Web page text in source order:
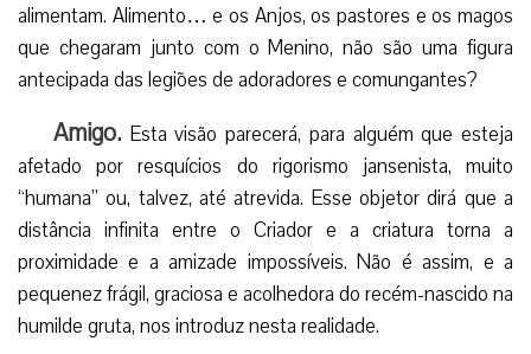
alimentam. Alimento… e os Anjos, os pastores e os magos
que chegaram junto com o Menino, não são uma figura
antecipada das legiões de adoradores e comungantes?
Amigo. Esta visão parecerá, para alguém que esteja
afetado por resquícios do rigorismo jansenista, muito
“humana” ou, talvez, até atrevida. Esse objetor dirá que a
distância infinita entre o Criador e a criatura torna a
proximidade e a amizade impossíveis. Não é assim, e a
pequenez frágil, graciosa e acolhedora do recém-nascido na
humilde gruta, nos introduz nesta realidade.